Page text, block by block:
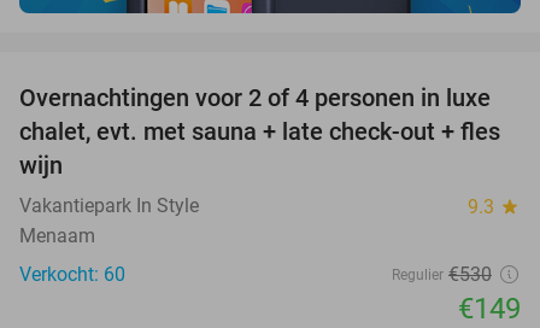
72%
Overnachtingen voor 2 of 4 personen in luxe
chalet, evt. met sauna + late check-out + fles
wijn
Vakantiepark In Style 9.3 star
Menaam
Verkocht: 60
Regulier €530
€149